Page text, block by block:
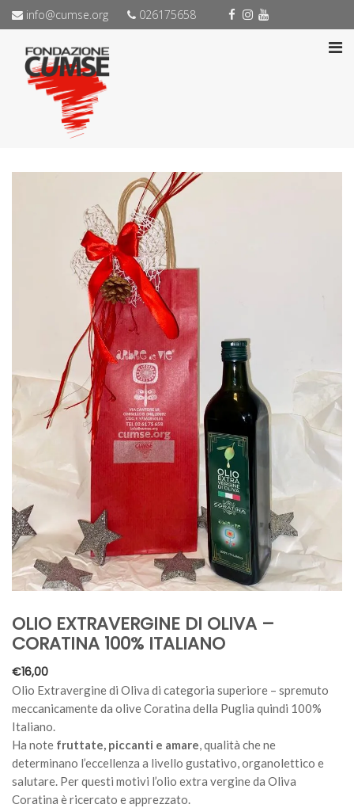
info@cumse.org 026175658
OLIO EXTRAVERGINE DI OLIVA –
CORATINA 100% ITALIANO
€16,00
Olio Extravergine di Oliva di categoria superiore – spremuto
meccanicamente da olive Coratina della Puglia quindi 100%
Italiano.
Ha note fruttate, piccanti e amare, qualità che ne
determinano l’eccellenza a livello gustativo, organolettico e
salutare. Per questi motivi l’olio extra vergine da Oliva
Coratina è ricercato e apprezzato.